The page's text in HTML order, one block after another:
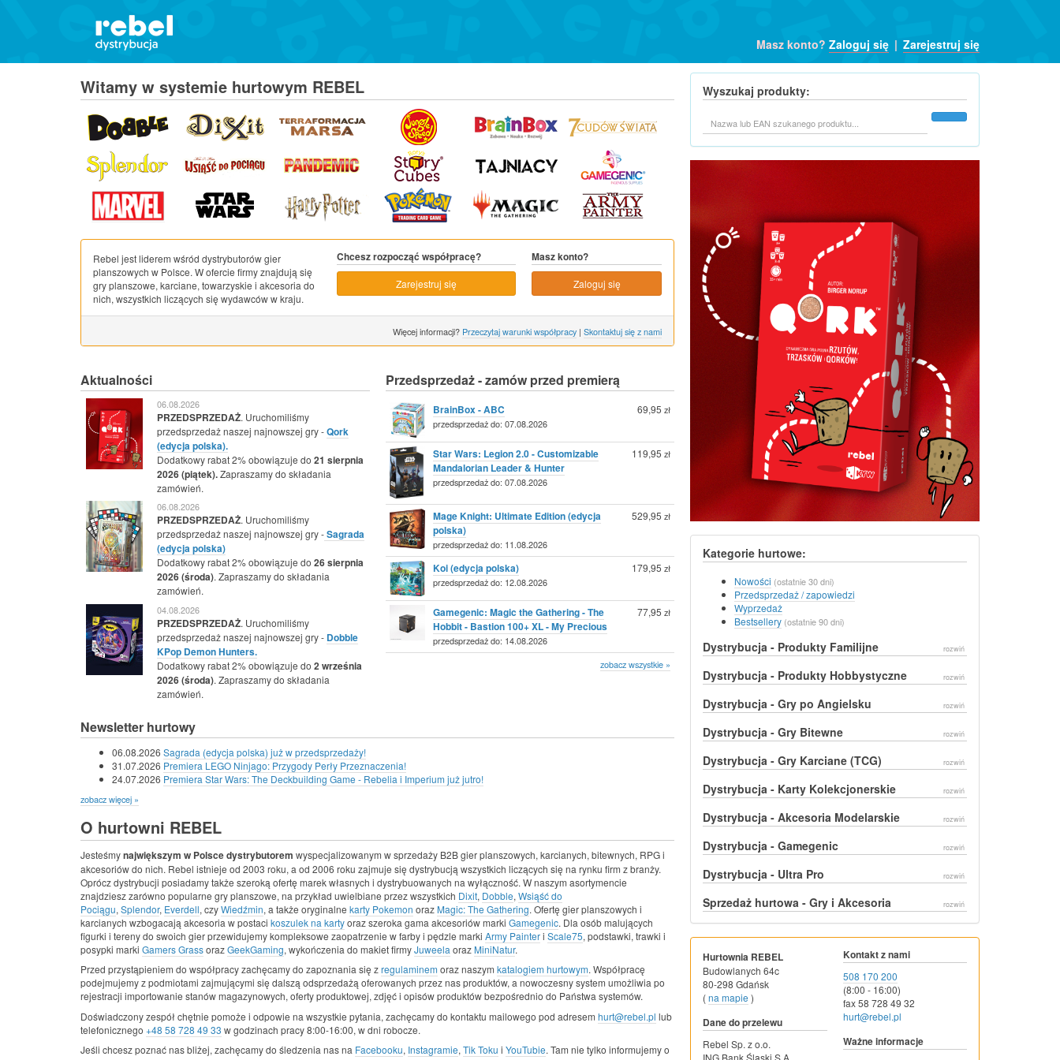
Masz konto? Zaloguj się | Zarejestruj się
Witamy w systemie hurtowym REBEL
Rebel jest liderem wśród dystrybutorów gier
planszowych w Polsce. W ofercie firmy znajdują się
gry planszowe, karciane, towarzyskie i akcesoria do
nich, wszystkich liczących się wydawców w kraju.
Chcesz rozpocząć współpracę?
Zarejestruj się
Masz konto?
Zaloguj się
Więcej informacji? Przeczytaj warunki współpracy |Skontaktuj się z nami
Aktualności
06.08.2026
PRZEDSPRZEDAŻ. Uruchomiliśmy
przedsprzedaż naszej najnowszej gry -Qork
(edycja polska).
Dodatkowy rabat 2% obowiązuje do 21 sierpnia
2026 (piątek).Zapraszamy do składania
zamówień.
06.08.2026
PRZEDSPRZEDAŻ. Uruchomiliśmy
przedsprzedaż naszej najnowszej gry -Sagrada
(edycja polska)
Dodatkowy rabat 2% obowiązuje do 26 sierpnia
2026 (środa). Zapraszamy do składania
zamówień.
04.08.2026
PRZEDSPRZEDAŻ. Uruchomiliśmy
przedsprzedaż naszej najnowszej gry - Dobble
KPop Demon Hunters.
Dodatkowy rabat 2% obowiązuje do 2 września
2026 (środa). Zapraszamy do składania
zamówień.
Przedsprzedaż - zamów przed premierą
BrainBox - ABC
przedsprzedaż do: 07.08.2026
69,95 zł
Star Wars: Legion 2.0 - Customizable
Mandalorian Leader & Hunter
przedsprzedaż do: 07.08.2026
119,95 zł
Mage Knight: Ultimate Edition (edycja
polska)
przedsprzedaż do: 11.08.2026
529,95 zł
Koi (edycja polska)
przedsprzedaż do: 12.08.2026
179,95 zł
Gamegenic: Magic the Gathering - The
Hobbit - Bastion 100+ XL - My Precious
przedsprzedaż do: 14.08.2026
77,95 zł
zobacz wszystkie »
Newsletter hurtowy
06.08.2026 Sagrada (edycja polska) już w przedsprzedaży!
31.07.2026 Premiera LEGO Ninjago: Przygody Perły Przeznaczenia!
24.07.2026 Premiera Star Wars: The Deckbuilding Game - Rebelia i Imperium już jutro!
zobacz więcej »
O hurtowni REBEL
Jesteśmynajwiększym w Polsce dystrybutorem wyspecjalizowanym w sprzedaży B2B gier planszowych, karcianych, bitewnych, RPG i
akcesoriów do nich. Rebel istnieje od 2003 roku, a od 2006 roku zajmuje się dystrybucją wszystkich liczących się na rynku firm z branży.
Oprócz dystrybucji posiadamy także szeroką ofertę marek własnych i dystrybuowanych na wyłączność. W naszym asortymencie
znajdziesz zarówno popularne gry planszowe, na przykład uwielbiane przez wszystkich Dixit, Dobble, Wsiąść do
Pociągu, Splendor, Everdell, czyWiedźmin, a także oryginalne karty Pokemon oraz Magic: The Gathering. Ofertę gier planszowych i
karcianych wzbogacają akcesoria w postaci koszulek na kartyoraz szeroka gama akcesoriów marki Gamegenic. Dla osób malujących
figurki i tereny do swoich gier przewidujemy kompleksowe zaopatrzenie w farby i pędzle marki Army Painteri Scale75, podstawki, trawki i
posypki marki Gamers GrassorazGeekGaming, wykończenia do makiet firmyJuweela oraz MiniNatur.
Przed przystąpieniem do współpracy zachęcamy do zapoznania się zregulaminem oraz naszym katalogiem hurtowym. Współpracę
podejmujemy z podmiotami zajmującymi się dalszą odsprzedażą oferowanych przez nas produktów, a nowoczesny system umożliwia po
rejestracji importowanie stanów magazynowych, oferty produktowej, zdjęć i opisów produktów bezpośrednio do Państwa systemów.
Doświadczony zespół chętnie pomoże i odpowie na wszystkie pytania, zachęcamy do kontaktu mailowego pod adresem hurt@rebel.pl lub
telefonicznego +48 58 728 49 33 w godzinach pracy 8:00-16:00, w dni robocze.
Jeśli chcesz poznać nas bliżej, zachęcamy do śledzenia nas na Facebooku, Instagramie, Tik Toku i YouTubie. Tam nie tylko informujemy o
Wyszukaj produkty:
Kategorie hurtowe:
Nowości (ostatnie 30 dni)
Przedsprzedaż / zapowiedzi
Wyprzedaż
Bestsellery (ostatnie 90 dni)
Dystrybucja - Produkty Familijne rozwiń
Dystrybucja - Produkty Hobbystyczne rozwiń
Dystrybucja - Gry po Angielsku rozwiń
Dystrybucja - Gry Bitewne rozwiń
Dystrybucja - Gry Karciane (TCG) rozwiń
Dystrybucja - Karty Kolekcjonerskie rozwiń
Dystrybucja - Akcesoria Modelarskie rozwiń
Dystrybucja - Gamegenic rozwiń
Dystrybucja - Ultra Pro rozwiń
Sprzedaż hurtowa - Gry i Akcesoria rozwiń
Hurtownia REBEL
Budowlanych 64c
80-298 Gdańsk
(na mapie )
Dane do przelewu
Rebel Sp. z o.o.
Kontakt z nami
508 170 200
(8:00 - 16:00)
fax 58 728 49 32
hurt@rebel.pl
Ważne informacje